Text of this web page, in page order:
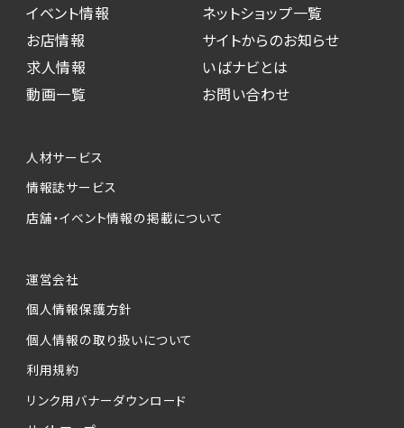
イベント情報
お店情報
求人情報
動画一覧
ネットショップ一覧
サイトからのお知らせ
いばナビとは
お問い合わせ
人材サービス
情報誌サービス
店舗・イベント情報の掲載について
運営会社
個人情報保護方針
個人情報の取り扱いについて
利用規約
リンク用バナーダウンロード